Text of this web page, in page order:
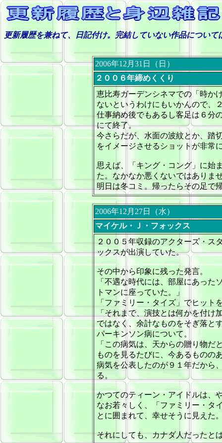
更新履歴を兼ねて、日記付け。完結していない作品につい
2006年12月31日（日）
２００６年締めくくり
恵比寿ガーデンシネマでの「時か
ないというわけにもいかんので、
仕事納め後でもあるし客足は６分
にて終了。
今さらだが、水面の波紋とか、踏
をイメージさせるショットが非常
思えば、「キング・コング」に始
た。なかなか悪くないではありま
明日は冬コミ。帰ったらその足で
2006年12月27日（水）
マイケル・Ｊ・フォックス
２００５年収録のアクターズ・ス
ックスが出演していた。
その中から印象に残った発言。
「不遇な時代には、部屋にあっ
トマンに座っていた。」
「ファミリー・タイズ」でヒット
「それまで、演技とは何かを付
ではなく、余計なものをそぎ落と
パーキンソン病について。
「この病気は、天からの贈り物
ものを見るたびに、今あるものの
病気を公表したのが９１年だから
る。
かつてのティーン・アイドルは、
なお若々しく、「ファミリー・タ
とに囲まれて、幸せそうに見えた
それにしても、カナダ人だったと